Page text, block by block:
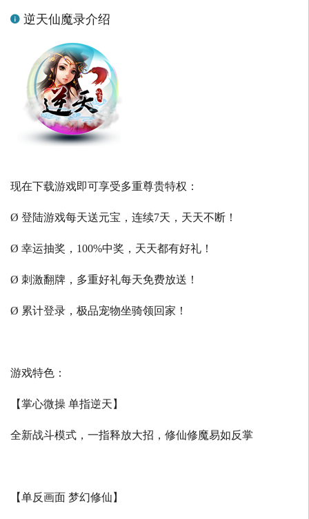
逆天仙魔录介绍
现在下载游戏即可享受多重尊贵特权：
Ø 登陆游戏每天送元宝，连续7天，天天不断！
Ø 幸运抽奖，100%中奖，天天都有好礼！
Ø 刺激翻牌，多重好礼每天免费放送！
Ø 累计登录，极品宠物坐骑领回家！
游戏特色：
【掌心微操 单指逆天】
全新战斗模式，一指释放大招，修仙修魔易如反掌
【单反画面 梦幻修仙】